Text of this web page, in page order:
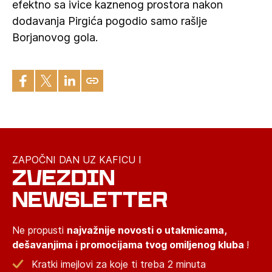
efektno sa ivice kaznenog prostora nakon
dodavanja Pirgića pogodio samo rašlje
Borjanovog gola.
ZAPOČNI DAN UZ KAFICU I
ZVEZDIN
NEWSLETTER
Ne propusti najvažnije novosti o utakmicama,
dešavanjima i promocijama tvog omiljenog kluba !
Kratki imejlovi za koje ti treba 2 minuta